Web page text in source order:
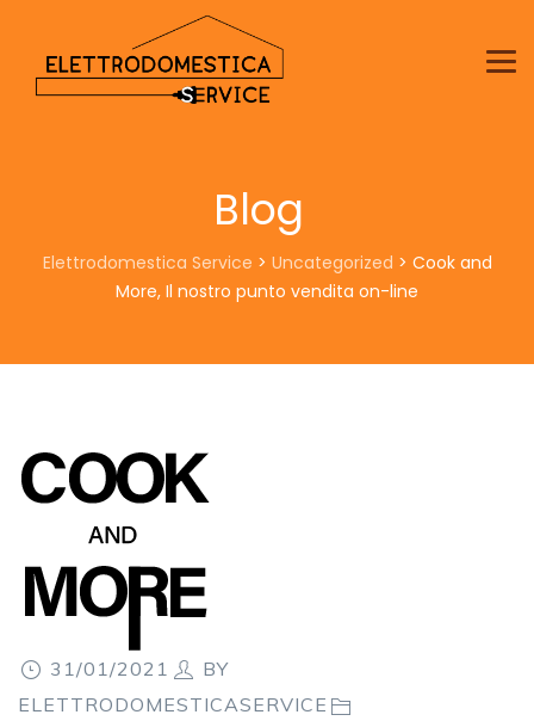
Blog
Elettrodomestica Service > Uncategorized > Cook and
More, Il nostro punto vendita on-line
31/01/2021
BY
ELETTRODOMESTICASERVICE